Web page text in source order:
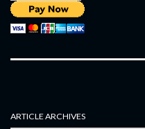
ARTICLE ARCHIVES